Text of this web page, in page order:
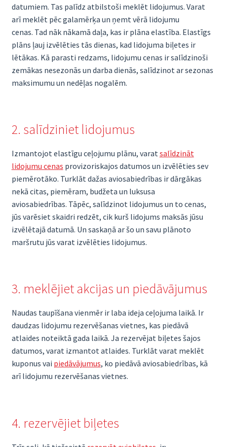
datumiem. Tas palīdz atbilstoši meklēt lidojumus. Varat
arī meklēt pēc galamērķa un ņemt vērā lidojumu
cenas. Tad nāk nākamā daļa, kas ir plāna elastība. Elastīgs
plāns ļauj izvēlēties tās dienas, kad lidojuma biļetes ir
lētākas. Kā parasti redzams, lidojumu cenas ir salīdzinoši
zemākas nesezonās un darba dienās, salīdzinot ar sezonas
maksimumu un nedēļas nogalēm.
2. salīdziniet lidojumus
Izmantojot elastīgu ceļojumu plānu, varatsalīdzināt
lidojumu cenas provizoriskajos datumos un izvēlēties sev
piemērotāko. Turklāt dažas aviosabiedrības ir dārgākas
nekā citas, piemēram, budžeta un luksusa
aviosabiedrības. Tāpēc, salīdzinot lidojumus un to cenas,
jūs varēsiet skaidri redzēt, cik kurš lidojums maksās jūsu
izvēlētajā datumā. Un saskaņā ar šo un savu plānoto
maršrutu jūs varat izvēlēties lidojumus.
3. meklējiet akcijas un piedāvājumus
Naudas taupīšana vienmēr ir laba ideja ceļojuma laikā. Ir
daudzas lidojumu rezervēšanas vietnes, kas piedāvā
atlaides noteiktā gada laikā. Ja rezervējat biļetes šajos
datumos, varat izmantot atlaides. Turklāt varat meklēt
kuponus vai piedāvājumus, ko piedāvā aviosabiedrības, kā
arī lidojumu rezervēšanas vietnes.
4. rezervējiet biļetes